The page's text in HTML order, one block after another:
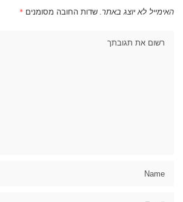
האימייל לא יוצג באתר. שדות החובה מסומנים *